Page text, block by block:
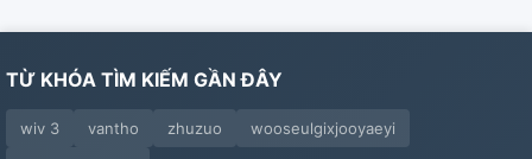
TỪ KHÓA TÌM KIẾM GẦN ĐÂY
wiv 3 vantho zhuzuo
wooseulgixjooyaeyi